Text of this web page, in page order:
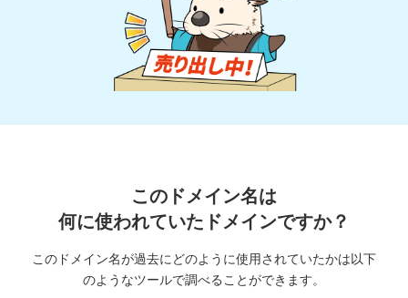
このドメイン名は
何に使われていたドメインですか？
このドメイン名が過去にどのように使用されていたかは以下
のようなツールで調べることができます。